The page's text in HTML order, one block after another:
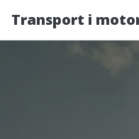
Transport i